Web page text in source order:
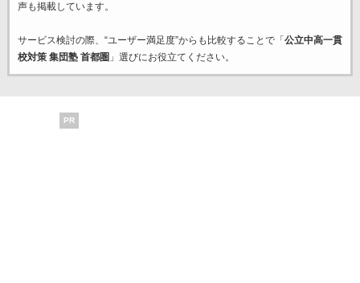
声も掲載しています。
サービス検討の際、“ユーザー満足度”からも比較することで「 公立中高一貫
校対策 集団塾 首都圏 」選びにお役立てください。
PR